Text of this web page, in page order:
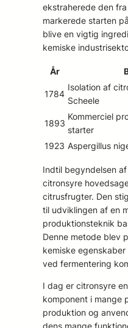
ekstraherede den
markerede starten
blive en vigtig
kemiske
År
1784
Isolation af
Scheele
1893
Kommerciel
starter
1923 Aspergillus
Indtil begyndelsen
citronsyre
citrusfrugter. Den
til udviklingen af en
produktionsteknik
Denne metode blev
kemiske
ved fermentering
I dag er citronsyre
komponent i mange
produktion og